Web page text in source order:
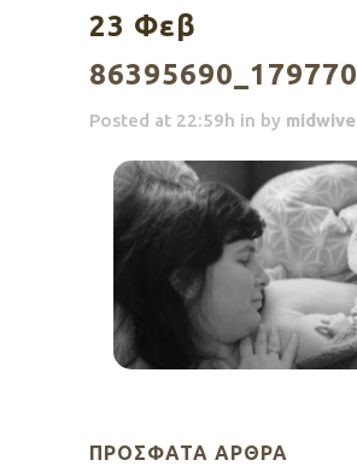
23 Φεβ
Posted at 22:59h in by
ΠΡΌΣΦΑΤΑ ΆΡΘΡΑ